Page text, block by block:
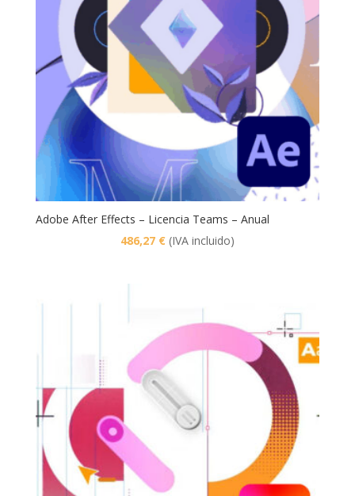
Adobe After Effects – Licencia Teams – Anual
486,27 € (IVA incluido)